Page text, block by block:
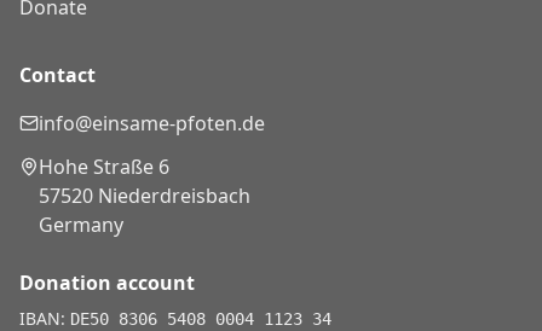
Donate
Contact
info@einsame-pfoten.de
Hohe Straße 6
57520 Niederdreisbach
Germany
Donation account
IBAN: DE50 8306 5408 0004 1123 34